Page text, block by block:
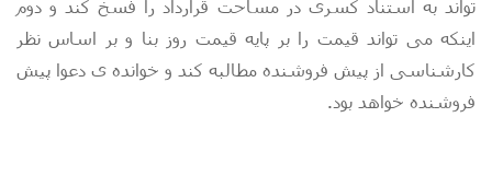
تواند به استناد کسری در مساحت قرارداد را فسخ کند و دوم
اینکه می تواند قیمت را بر پایه قیمت روز بنا و بر اساس نظر
کارشناسی از پیش فروشنده مطالبه کند و خوانده ی دعوا پیش
فروشنده خواهد بود.